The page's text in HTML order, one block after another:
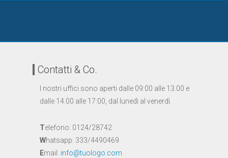
Contatti & Co.
I nostri uffici sono aperti dalle 09:00 alle 13.00 e
dalle 14.00 alle 17:00, dal lunedì al venerdì.
Telefono: 0124/28742
Whatsapp: 333/4490469
Email: info@tuologo.com